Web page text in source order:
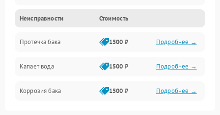
Датчики
Механика
Неисправности Стоимость
Протечка бака 1500 ₽ Подробнее →
Капает вода 1500 ₽ Подробнее →
Коррозия бака 1500 ₽ Подробнее →